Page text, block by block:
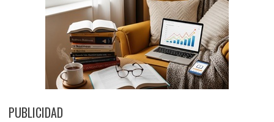
PUBLICIDAD